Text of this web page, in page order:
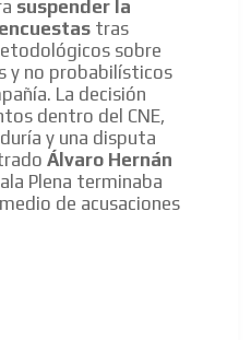
suspender la
tras
sobre
y no probabilísticos
La decisión
dentro del CNE,
y una disputa
Álvaro Hernán
Plena terminaba
de acusaciones